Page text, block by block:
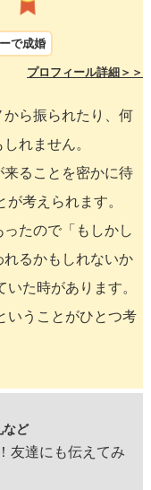
で成婚
プロフィール詳細＞＞
から振られたり、何
れません。
来ることを密かに待
考えられます。
たので「もしかし
るかもしれないか
た時があります。
いうことがひとつ考
など
友達にも伝えてみ